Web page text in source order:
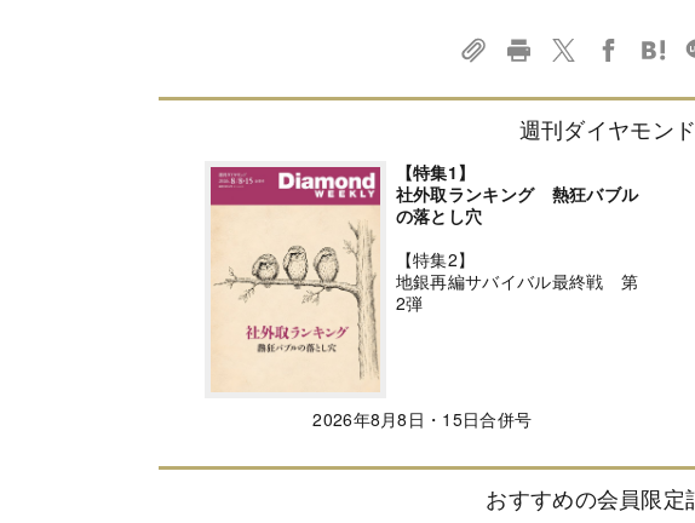
週刊ダイヤモンド
【特集1】
社外取ランキング 熱狂バブル
の落とし穴
【特集2】
地銀再編サバイバル最終戦 第
2弾
2026年8月8日・15日合併号
おすすめの会員限定